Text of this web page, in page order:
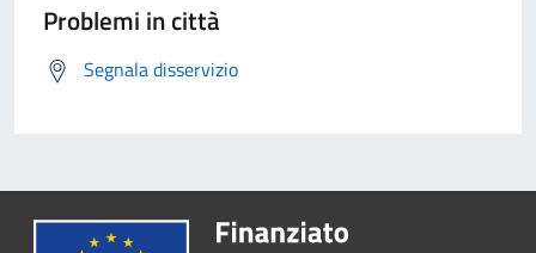
Problemi in città
Segnala disservizio